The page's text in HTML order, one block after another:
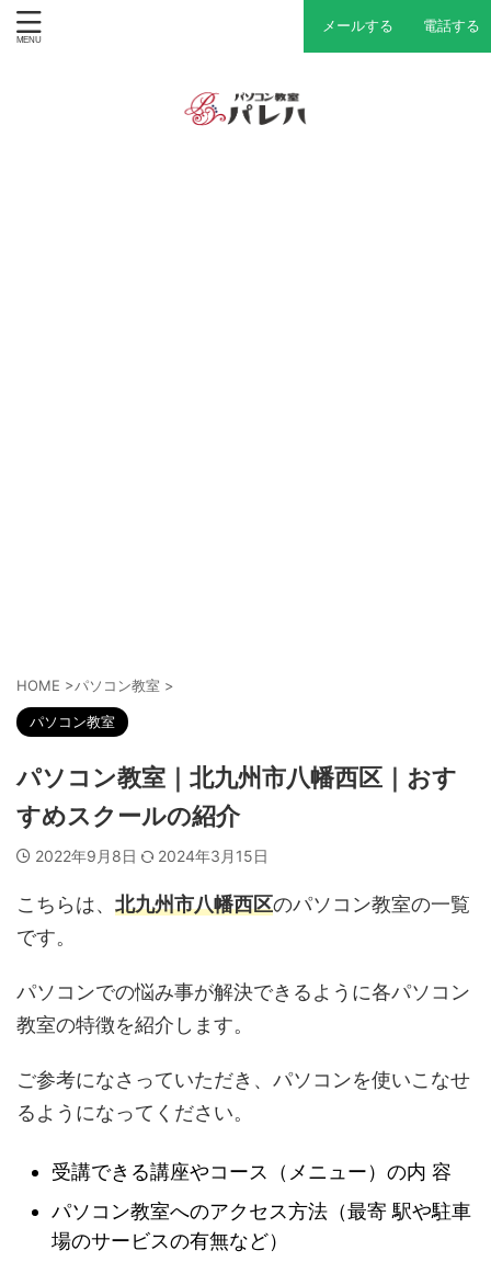
メールする 電話する
HOME >パソコン教室 >
パソコン教室
パソコン教室｜北九州市八幡西区｜おす
すめスクールの紹介
2022年9月8日 2024年3月15日
こちらは、 北九州市八幡西区のパソコン教室の一覧
です。
パソコンでの悩み事が解決できるように各パソコン
教室の特徴を紹介します。
ご参考になさっていただき、パソコンを使いこなせ
るようになってください。
受講できる講座やコース（メニュー）の内 容
パソコン教室へのアクセス方法（最寄 駅や駐車
場のサービスの有無など）